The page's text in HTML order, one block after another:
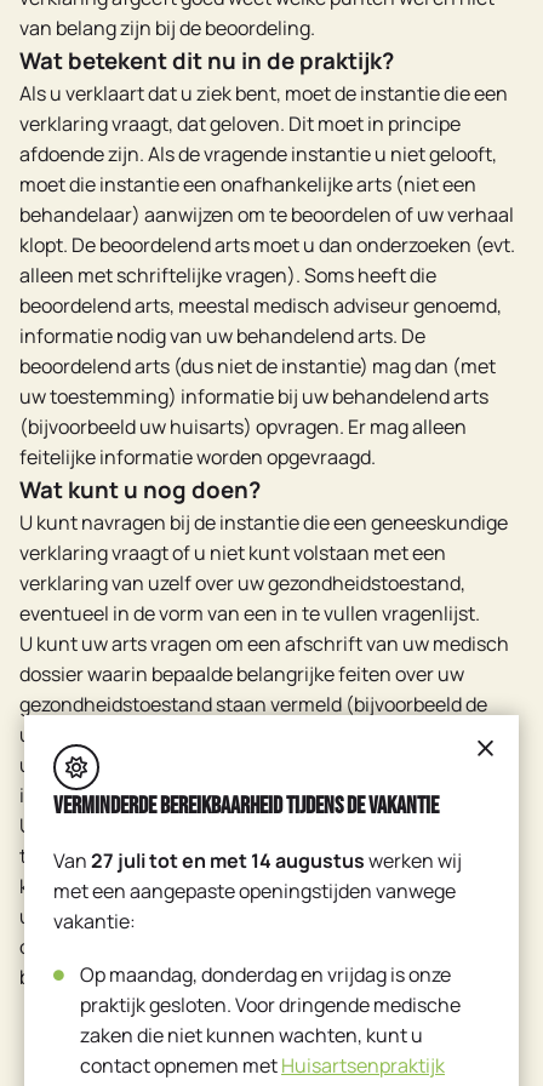
van belang zijn bij de beoordeling.
Wat betekent dit nu in de praktijk?
Als u verklaart dat u ziek bent, moet de instantie die een
verklaring vraagt, dat geloven. Dit moet in principe
afdoende zijn. Als de vragende instantie u niet gelooft,
moet die instantie een onafhankelijke arts (niet een
behandelaar) aanwijzen om te beoordelen of uw verhaal
klopt. De beoordelend arts moet u dan onderzoeken (evt.
alleen met schriftelijke vragen). Soms heeft die
beoordelend arts, meestal medisch adviseur genoemd,
informatie nodig van uw behandelend arts. De
beoordelend arts (dus niet de instantie) mag dan (met
uw toestemming) informatie bij uw behandelend arts
(bijvoorbeeld uw huisarts) opvragen. Er mag alleen
feitelijke informatie worden opgevraagd.
Wat kunt u nog doen?
U kunt navragen bij de instantie die een geneeskundige
verklaring vraagt of u niet kunt volstaan met een
verklaring van uzelf over uw gezondheidstoestand,
eventueel in de vorm van een in te vullen vragenlijst.
U kunt uw arts vragen om een afschrift van uw medisch
dossier waarin bepaalde belangrijke feiten over uw
gezondheidstoestand staan vermeld (bijvoorbeeld de
uitslag van een looptest, de uitslag van een meting van
uw gezichtsvermogen etc.) en die toesturen aan de
instantie die een geneeskundige verklaring vraagt.
U kunt zich voor de noodzakelijke beoordeling wenden
tot een arts waarbij u niet onder behandeling staat. Deze
kan met uw toestemming ook feitelijke informatie over
uw gezondheidstoestand bij de behandelend arts
opvragen en deze informatie bij zijn/haar beoordeling
betrekken.
Verminderde bereikbaarheid tijdens de vakantie
Van27 juli tot en met 14 augustuswerken wij
met een aangepaste openingstijden vanwege
vakantie:
Op maandag, donderdag en vrijdag is onze
praktijk gesloten. Voor dringende medische
zaken die niet kunnen wachten, kunt u
contact opnemen metHuisartsenpraktijk